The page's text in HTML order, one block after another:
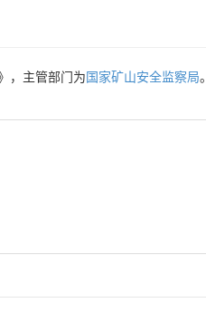
，主管部门为国家矿山安全监察局。